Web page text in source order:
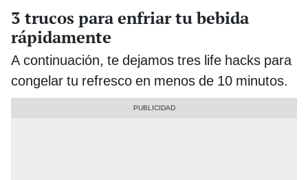
3 trucos para enfriar tu bebida
rápidamente
A continuación, te dejamos tres life hacks para
congelar tu refresco en menos de 10 minutos.